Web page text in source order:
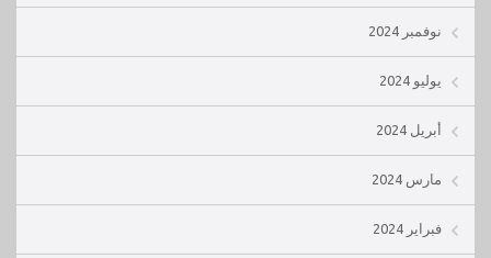
نوفمبر 2024
يوليو 2024
أبريل 2024
مارس 2024
فبراير 2024